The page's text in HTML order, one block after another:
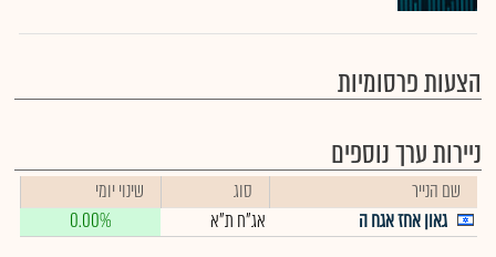
הצעות פרסומיות
ניירות ערך נוספים
שם הנייר סוג
שינוי יומי
גאון אחז אגח ה
אג"ח ת"א 0.00%